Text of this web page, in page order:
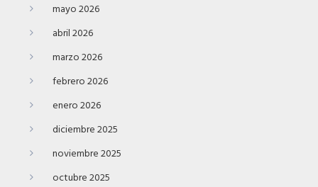
mayo 2026
abril 2026
marzo 2026
febrero 2026
enero 2026
diciembre 2025
noviembre 2025
octubre 2025